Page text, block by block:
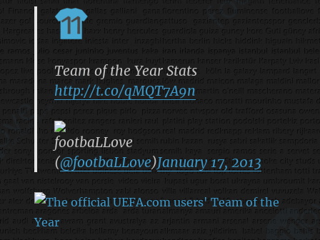
Team of the Year Stats
http://t.co/qMQT7A9n
footbaLLove
(@footbaLLove)January 17, 2013